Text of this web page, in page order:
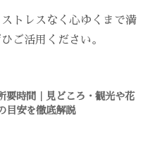
トレスなく心ゆくまで満
ご活用ください。
要時間｜見どころ・観光や花
目安を徹底解説